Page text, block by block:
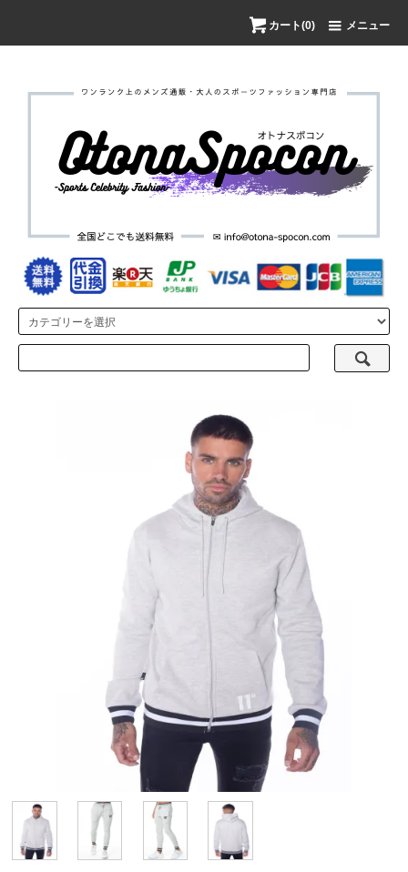
カート(0) メニュー